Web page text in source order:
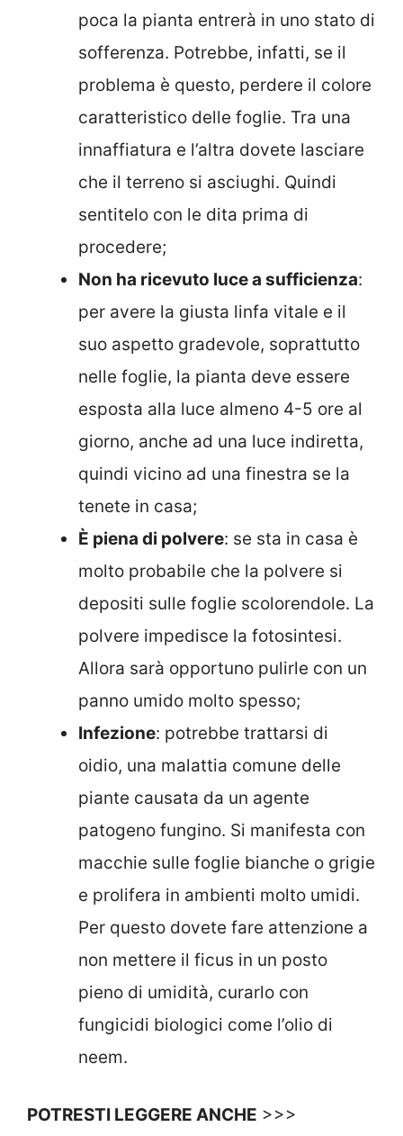
poca la pianta entrerà in uno stato di
sofferenza. Potrebbe, infatti, se il
problema è questo, perdere il colore
caratteristico delle foglie. Tra una
innaffiatura e l’altra dovete lasciare
che il terreno si asciughi. Quindi
sentitelo con le dita prima di
procedere;
Non ha ricevuto luce a sufficienza:
per avere la giusta linfa vitale e il
suo aspetto gradevole, soprattutto
nelle foglie, la pianta deve essere
esposta alla luce almeno 4-5 ore al
giorno, anche ad una luce indiretta,
quindi vicino ad una finestra se la
tenete in casa;
È piena di polvere: se sta in casa è
molto probabile che la polvere si
depositi sulle foglie scolorendole. La
polvere impedisce la fotosintesi.
Allora sarà opportuno pulirle con un
panno umido molto spesso;
Infezione: potrebbe trattarsi di
oidio, una malattia comune delle
piante causata da un agente
patogeno fungino. Si manifesta con
macchie sulle foglie bianche o grigie
e prolifera in ambienti molto umidi.
Per questo dovete fare attenzione a
non mettere il ficus in un posto
pieno di umidità, curarlo con
fungicidi biologici come l’olio di
neem.
POTRESTI LEGGERE ANCHE >>>